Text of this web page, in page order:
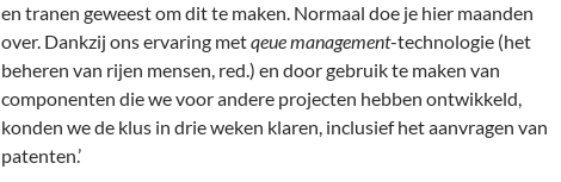
en tranen geweest om dit te maken. Normaal doe je hier maanden
over. Dankzij ons ervaring metqeue management-technologie (het
beheren van rijen mensen, red.) en door gebruik te maken van
componenten die we voor andere projecten hebben ontwikkeld,
konden we de klus in drie weken klaren, inclusief het aanvragen van
patenten.’